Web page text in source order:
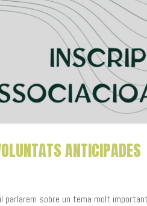
ANTICIPADES
parlarem sobre un tema molt